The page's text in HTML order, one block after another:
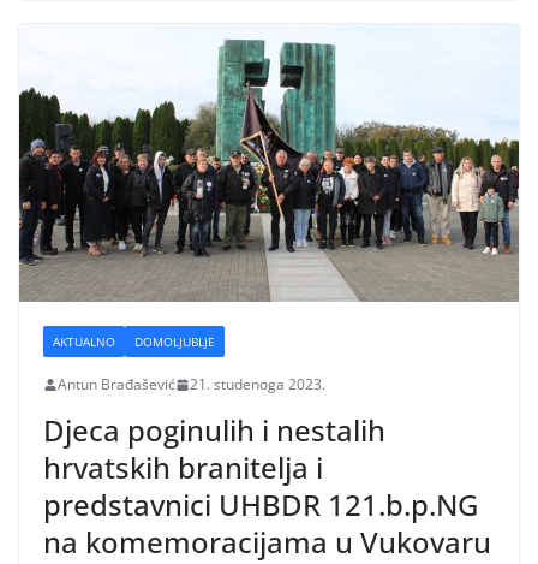
AKTUALNO DOMOLJUBLJE
Antun Brađašević 21. studenoga 2023.
Djeca poginulih i nestalih
hrvatskih branitelja i
predstavnici UHBDR 121.b.p.NG
na komemoracijama u Vukovaru